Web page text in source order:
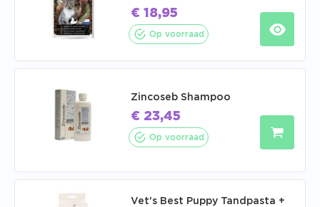
€ 18,95
Op voorraad
Zincoseb Shampoo
€ 23,45
Op voorraad
Vet's Best Puppy Tandpasta +